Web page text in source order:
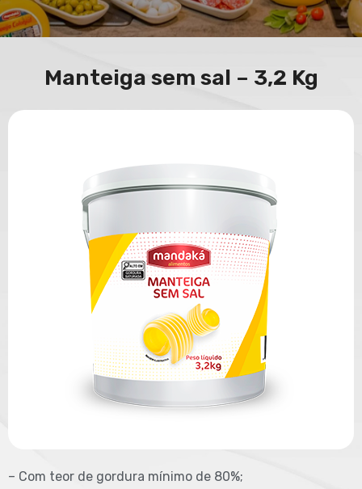
Manteiga sem sal – 3,2 Kg
– Com teor de gordura mínimo de 80%;